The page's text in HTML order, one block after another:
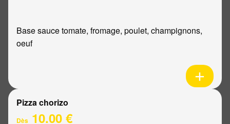
Base sauce tomate, fromage, poulet, champignons,
oeuf
Pizza chorizo
Dès 10.00 €